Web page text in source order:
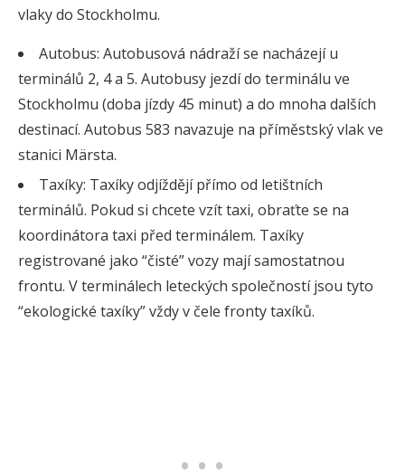
vlaky do Stockholmu.
Autobus: Autobusová nádraží se nacházejí u
terminálů 2, 4 a 5. Autobusy jezdí do terminálu ve
Stockholmu (doba jízdy 45 minut) a do mnoha dalších
destinací. Autobus 583 navazuje na příměstský vlak ve
stanici Märsta.
Taxíky: Taxíky odjíždějí přímo od letištních
terminálů. Pokud si chcete vzít taxi, obraťte se na
koordinátora taxi před terminálem. Taxíky
registrované jako “čisté” vozy mají samostatnou
frontu. V terminálech leteckých společností jsou tyto
“ekologické taxíky” vždy v čele fronty taxíků.